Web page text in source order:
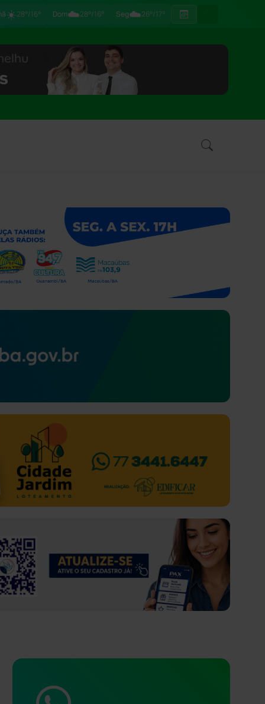
☀️28°/16° Dom☁️28°/16° Seg☁️26°/17°